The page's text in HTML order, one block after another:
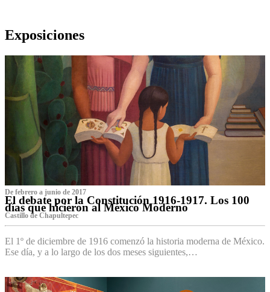
Exposiciones
De febrero a junio de 2017
El debate por la Constitución 1916-1917. Los 100
días que hicieron al México Moderno
Castillo de Chapultepec
El 1º de diciembre de 1916 comenzó la historia moderna de México.
Ese día, y a lo largo de los dos meses siguientes,…